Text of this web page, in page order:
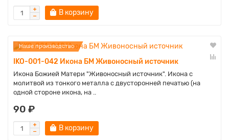
В корзину
Наше производство
IKO-001-042 Икона БМ Живоносный источник
Икона Божией Матери "Живоносный источник". Икона с
молитвой из тонкого металла с двусторонней печатью (на
одной стороне икона, на ..
90 ₽
В корзину